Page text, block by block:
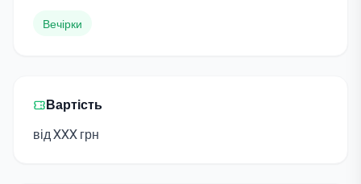
Вечірки
Вартість
від XXX грн